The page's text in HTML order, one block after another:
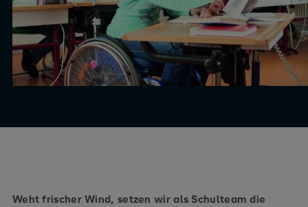
Weht frischer Wind, setzen wir als Schulteam die